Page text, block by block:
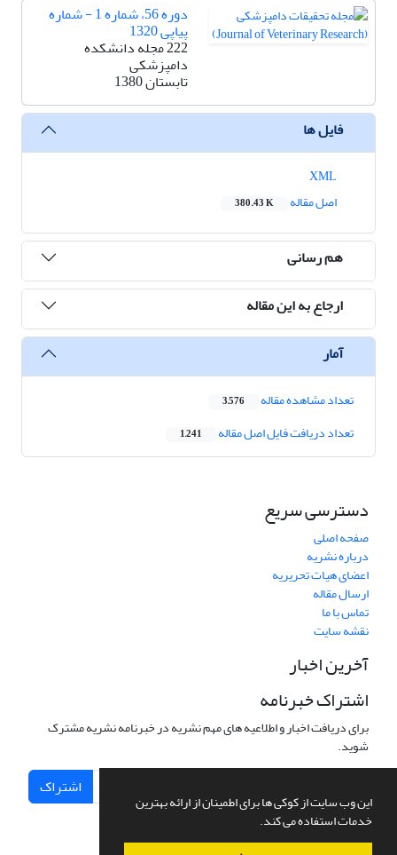
این وب سایت از کوکی ها برای اطمینان از ارائه بهترین
خدمات استفاده می کند.
دوره 56، شماره 1 - شماره
پیاپی 1320
222 مجله دانشکده
دامپزشکی
تابستان 1380
فایل ها
اصل مقاله
380.43 K
هم رسانی
ارجاع به این مقاله
آمار
تعداد مشاهده مقاله 3,576
تعداد دریافت فایل اصل مقاله 1,241
دسترسی سریع
صفحه اصلی
درباره نشریه
اعضای هیات تحریریه
ارسال مقاله
تماس با ما
نقشه سایت
آخرین اخبار
اشتراک خبرنامه
برای دریافت اخبار و اطلاعیه های مهم نشریه در خبرنامه نشریه مشترک
شوید.
اشتراک